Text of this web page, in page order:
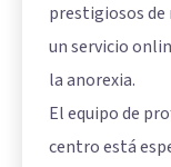
prestigiosos de
un servicio
la anorexia.
El equipo de
centro está